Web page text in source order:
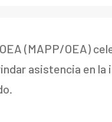
(MAPP/OEA)
asistencia en